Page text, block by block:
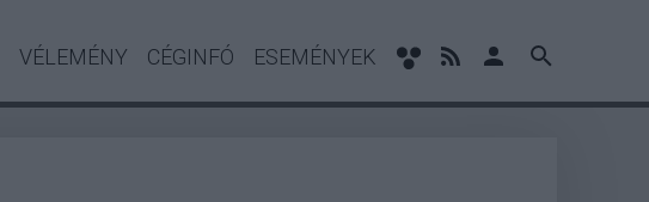
VÉLEMÉNY CÉGINFÓ ESEMÉNYEK